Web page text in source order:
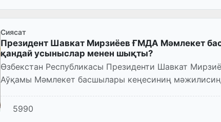
Сиясат
Президент Шавкат Мирзиёев ҒМДА Мәмлекет
қандай усыныслар менен шықты?
Өзбекстан Республикасы Президенти Шавкат
Аўқамы Мәмлекет басшылары кеңесиниң
5990